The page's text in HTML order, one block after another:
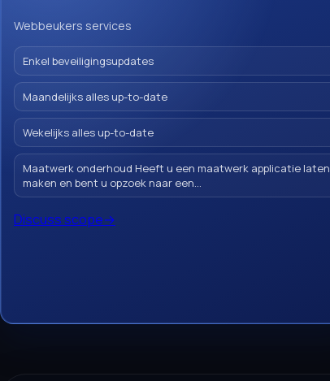
Webbeukers services
Enkel beveiligingsupdates
Maandelijks alles up-to-date
Wekelijks alles up-to-date
Maatwerk onderhoud Heeft u een maatwerk applicatie laten
maken en bent u opzoek naar een...
Discuss scope→